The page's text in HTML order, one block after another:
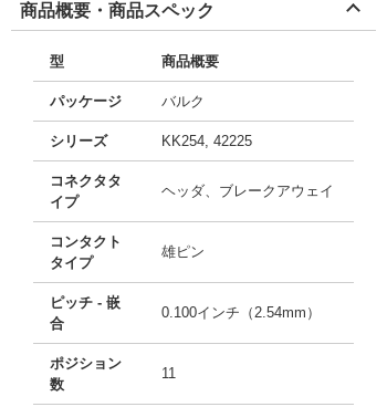
商品概要・商品スペック
型 商品概要
パッケージ バルク
シリーズ KK254, 42225
コネクタタ
イプ
ヘッダ、ブレークアウェイ
コンタクト
タイプ
雄ピン
ピッチ - 嵌
合
0.100インチ（2.54mm）
ポジション
数
11